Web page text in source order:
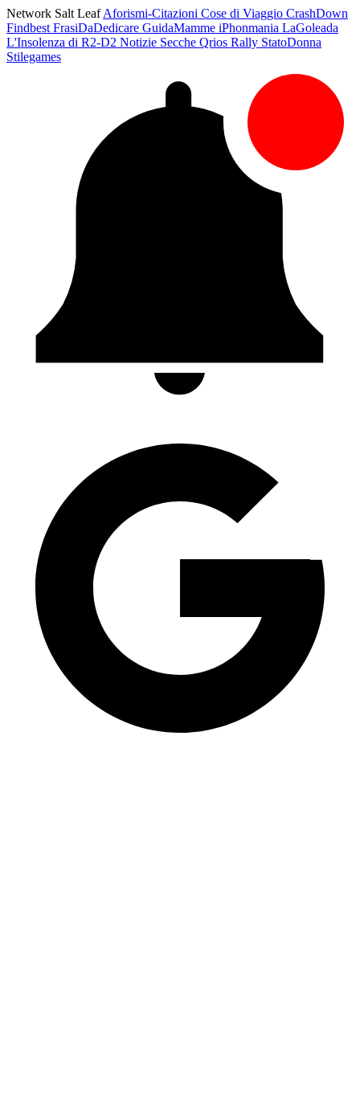
Network Salt LeafAforismi-Citazioni Cose di Viaggio CrashDown
Findbest FrasiDaDedicare GuidaMamme iPhonmania LaGoleada
L'Insolenza di R2-D2 Notizie Secche Qrios Rally StatoDonna
Stilegames